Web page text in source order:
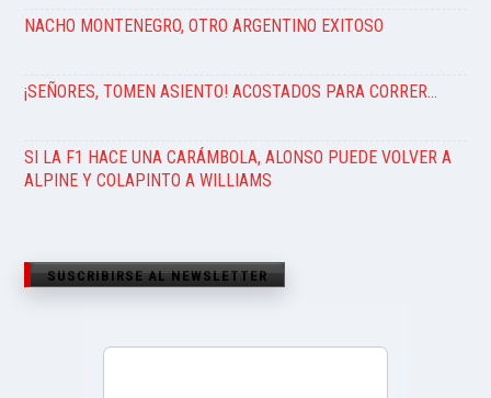
NACHO MONTENEGRO, OTRO ARGENTINO EXITOSO
¡SEÑORES, TOMEN ASIENTO! ACOSTADOS PARA CORRER…
SI LA F1 HACE UNA CARÁMBOLA, ALONSO PUEDE VOLVER A
ALPINE Y COLAPINTO A WILLIAMS
SUSCRIBIRSE AL NEWSLETTER